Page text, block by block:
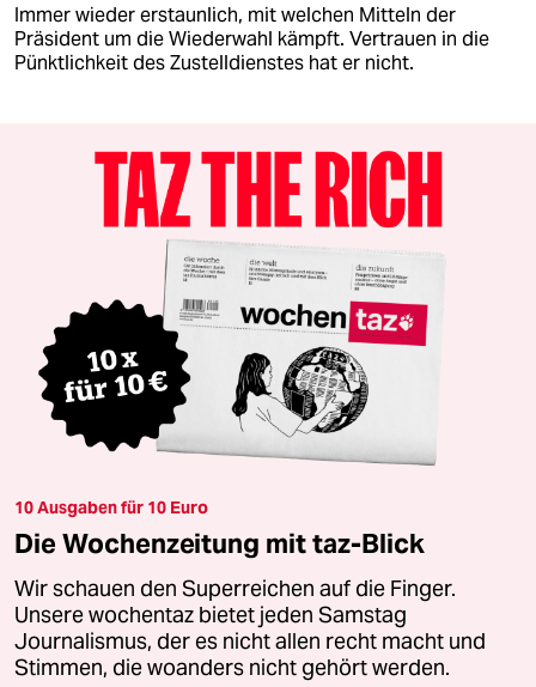
Immer wieder erstaunlich, mit welchen Mitteln der
Präsident um die Wiederwahl kämpft. Vertrauen in die
Pünktlichkeit des Zustelldienstes hat er nicht.
10 Ausgaben für 10 Euro
Die Wochenzeitung mit taz-Blick
Wir schauen den Superreichen auf die Finger.
Unsere wochentaz bietet jeden Samstag
Journalismus, der es nicht allen recht macht und
Stimmen, die woanders nicht gehört werden.